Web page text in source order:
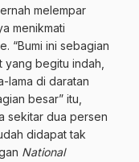
melempar
menikmati
“Bumi ini sebagian
yang begitu indah,
lama di daratan
besar” itu,
sekitar dua persen
didapat tak
National